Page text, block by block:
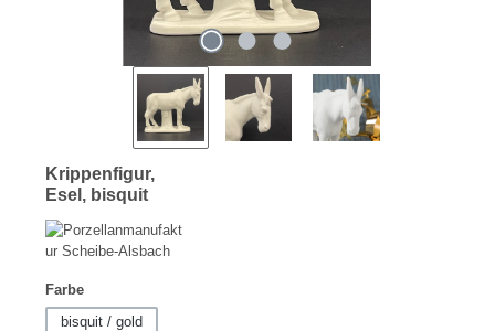
Krippenfigur,
Esel, bisquit
Farbeauswählen
bisquit / gold